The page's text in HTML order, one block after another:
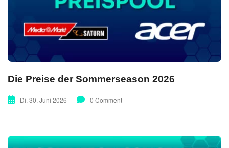
Die Preise der Sommerseason 2026
Di. 30. Juni 2026 0 Comment